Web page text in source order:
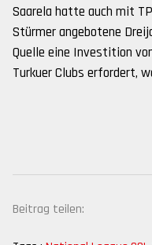
Saarela hatte auch mit
Stürmer angebotene
Quelle eine Investition
Turkuer Clubs erfordert,
Beitrag teilen: